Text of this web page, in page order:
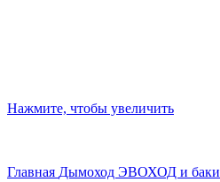
Нажмите, чтобы увеличить
Главная Дымоход ЭВОХОД и баки